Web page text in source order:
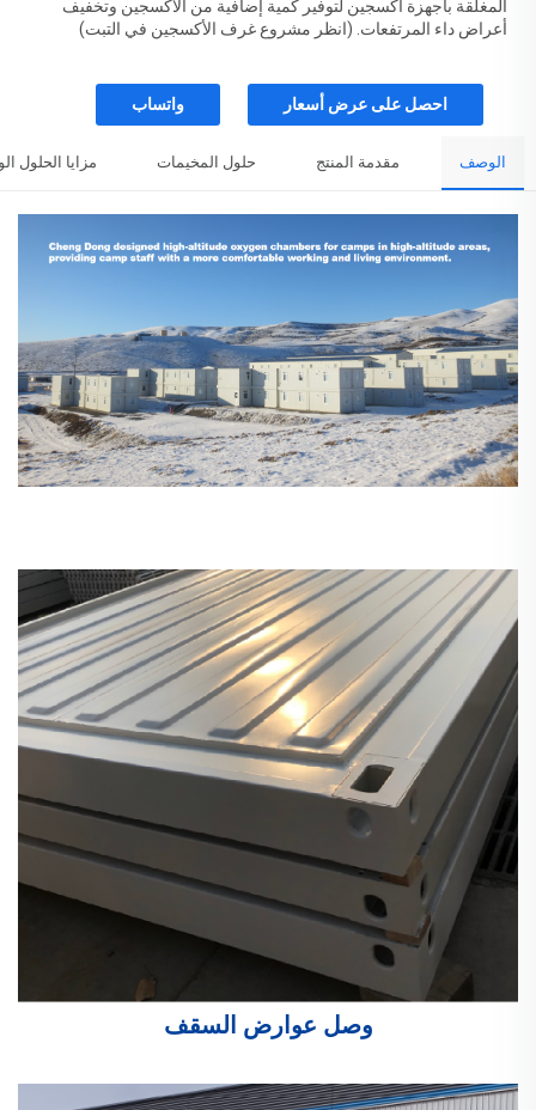
المغلقة بأجهزة أكسجين لتوفير كمية إضافية من الأكسجين وتخفيف
أعراض داء المرتفعات. (انظر مشروع غرف الأكسجين في التبت)
احصل على عرض أسعار واتساب
الوصف مقدمة المنتج حلول المخيمات مزايا الحلول
وصل عوارض السقف